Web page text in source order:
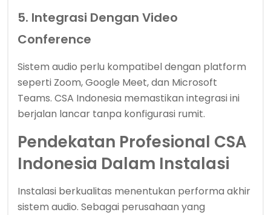
5. Integrasi Dengan Video
Conference
Sistem audio perlu kompatibel dengan platform
seperti Zoom, Google Meet, dan Microsoft
Teams. CSA Indonesia memastikan integrasi ini
berjalan lancar tanpa konfigurasi rumit.
Pendekatan Profesional CSA
Indonesia Dalam Instalasi
Instalasi berkualitas menentukan performa akhir
sistem audio. Sebagai perusahaan yang